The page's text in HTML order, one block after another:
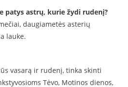
patys astrų, kurie žydi rudenį?
daugiametės asterių
lauke.
vasarą ir rudenį, tinka skinti
Tėvo, Motinos dienos,